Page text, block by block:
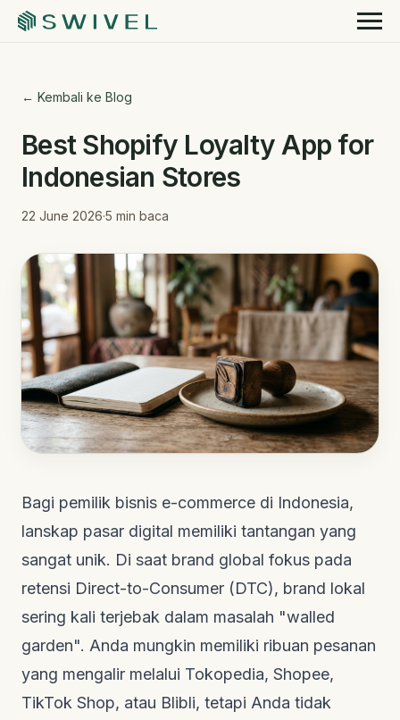
← Kembali ke Blog
Best Shopify Loyalty App for
Indonesian Stores
22 June 2026·5 min baca
Bagi pemilik bisnis e-commerce di Indonesia,
lanskap pasar digital memiliki tantangan yang
sangat unik. Di saat brand global fokus pada
retensi Direct-to-Consumer (DTC), brand lokal
sering kali terjebak dalam masalah "walled
garden". Anda mungkin memiliki ribuan pesanan
yang mengalir melalui Tokopedia, Shopee,
TikTok Shop, atau Blibli, tetapi Anda tidak